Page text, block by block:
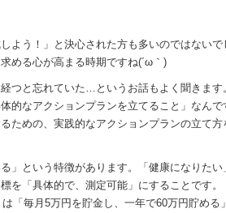
よう！」と決心された方も多いのではない
める心が高まる時期ですね(´ω｀)
つと忘れていた…というお話もよく聞きま
的なアクションプランを立てること」なんで
ための、実践的なアクションプランの立て方
」という特徴があります。「健康になりた
を「具体的で、測定可能」にすることです
「毎月5万円を貯金し、一年で60万円貯める